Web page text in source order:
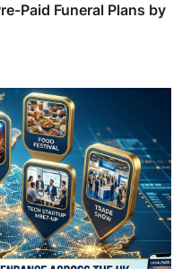
Paid Funeral Plans by